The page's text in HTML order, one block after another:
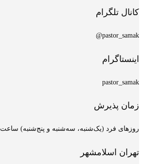
کانال تلگرام
pastor_samak@
اینستاگرام
pastor_samak
زمان پذیرش
روزهای فرد (یک‌شنبه، سه‌شنبه و پنج‌شنبه) ساعت 15:00 الی 20:00
تهران اسلامشهر